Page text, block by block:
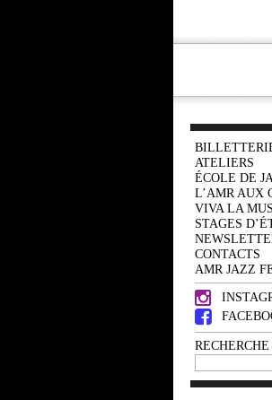
ATELIERS
ÉCOLE DE
L’AMR AUX
VIVA LA
STAGES
CONTACTS
AMR JAZZ
RECHERCHE